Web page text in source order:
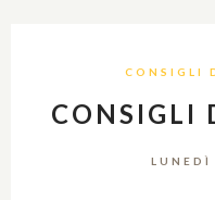
CONSIGLI
CONSIGLI